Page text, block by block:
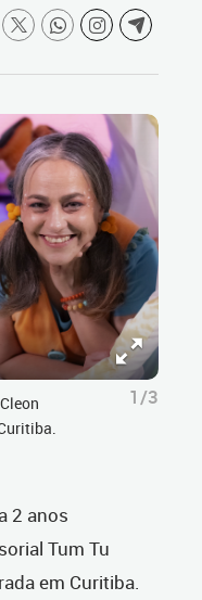
1/3
2 anos
Tum Tu
em Curitiba.